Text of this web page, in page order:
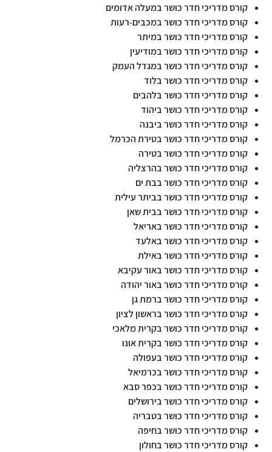
קורס מדריכי חדר כושר במעלה אדומים
קורס מדריכי חדר כושר במכבים-רעות
קורס מדריכי חדר כושר במיתר
קורס מדריכי חדר כושר במודיעין
קורס מדריכי חדר כושר במגדל העמק
קורס מדריכי חדר כושר בלוד
קורס מדריכי חדר כושר בלהבים
קורס מדריכי חדר כושר ביהוד
קורס מדריכי חדר כושר ביבנה
קורס מדריכי חדר כושר בטירת הכרמל
קורס מדריכי חדר כושר בטירה
קורס מדריכי חדר כושר בהרצליה
קורס מדריכי חדר כושר בבת ים
קורס מדריכי חדר כושר בביתר עילית
קורס מדריכי חדר כושר בבית שאן
קורס מדריכי חדר כושר באריאל
קורס מדריכי חדר כושר באלעד
קורס מדריכי חדר כושר באילת
קורס מדריכי חדר כושר באור עקיבא
קורס מדריכי חדר כושר באור יהודה
קורס מדריכי חדר כושר ברמת גן
קורס מדריכי חדר כושר בראשון לציון
קורס מדריכי חדר כושר בקרית מלאכי
קורס מדריכי חדר כושר בקרית אונו
קורס מדריכי חדר כושר בעפולה
קורס מדריכי חדר כושר בכרמיאל
קורס מדריכי חדר כושר בכפר סבא
קורס מדריכי חדר כושר בירושלים
קורס מדריכי חדר כושר בטבריה
קורס מדריכי חדר כושר בחיפה
קורס מדריכי חדר כושר בחולון